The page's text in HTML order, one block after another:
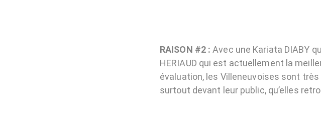
RAISON #2 : Avec une Kariata DIABY
HERIAUD qui est actuellement la
évaluation, les Villeneuvoises sont
surtout devant leur public, qu’elles